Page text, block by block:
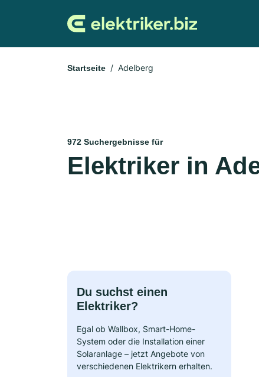
Startseite Adelberg
972 Suchergebnisse für
Elektriker in
Du suchst einen
Elektriker?
Egal ob Wallbox, Smart-Home-
System oder die Installation einer
Solaranlage – jetzt Angebote von
verschiedenen Elektrikern erhalten.